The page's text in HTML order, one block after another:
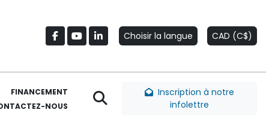
facebook
youtubelinkedinChoisir la langue CAD (C$)
FINANCEMENT
NOUS
RechercherInscription à notre
infolettre